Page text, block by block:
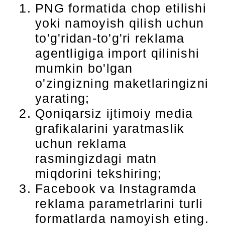
PNG formatida chop etilishi
yoki namoyish qilish uchun
to'g'ridan-to'g'ri reklama
agentligiga import qilinishi
mumkin bo'lgan
o'zingizning maketlaringizni
yarating;
Qoniqarsiz ijtimoiy media
grafikalarini yaratmaslik
uchun reklama
rasmingizdagi matn
miqdorini tekshiring;
Facebook va Instagramda
reklama parametrlarini turli
formatlarda namoyish eting.